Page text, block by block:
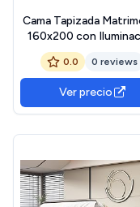
Cama Tapizada
160x200 con
LED y USB, Camas
Matrimoniales con
de
Hidráulico, Cama
Estructura con
0.0 0 reviews
Ver precio